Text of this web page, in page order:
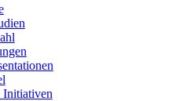
Initiativen